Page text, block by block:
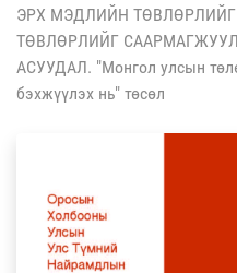
ЭРХ МЭДЛИЙН
ТӨВЛӨРЛИЙГ
АСУУДАЛ. "Монгол улсын
бэхжүүлэх нь" төсөл